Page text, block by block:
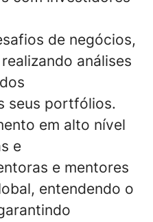
de negócios,
análises
seus portfólios.
em alto nível
e
e mentores
entendendo o